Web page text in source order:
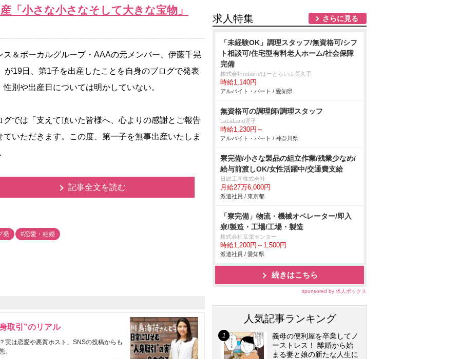
「小さな小さなそして大きな宝物」
＆ボーカルグループ・AAAの元メンバー、伊藤千晃
が19日、第1子を出産したことを自身のブログで発表
性別や出産日については明かしていない。
では「支えて頂いた皆様へ、心よりの感謝とご報告
ていただきます。この度、第一子を無事出産いたしま
記事全文を読む
発 #恋愛・結婚
取引”のリアル
実は恋愛や悪質ホスト、SNSの投稿からも
。
求人特集 さらに見る
「未経験OK」調理スタッフ/無資格可/シフ
ト相談可/住宅型有料老人ホーム/社会保障
完備
株式会社reborn/はーとらいふ長久手
時給1,140円
アルバイト・パート / 愛知県
無資格可の調理師/調理スタッフ
LaLaLand逗子
時給1,230円～
アルバイト・パート / 神奈川県
寮完備/小さな製品の組立作業/残業少なめ/
給与前渡しOK/女性活躍中/交通費支給
日総工産株式会社
月給27万6,000円
派遣社員 / 東京都
「寮完備」物流・機械オペレーター/即入
寮/製造・工場/工場・製造
株式会社京栄センター
時給1,200円～1,500円
派遣社員 / 愛知県
続きはこちら
sponsored by 求人ボックス
人気記事ランキング
義母の便利屋を卒業してノ
ーストレス！ 離婚から始
まる妻と娘の新たな人生に